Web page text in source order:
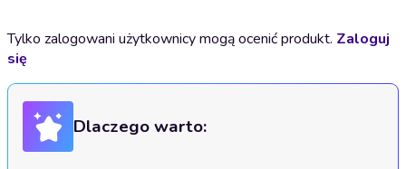
Tylko zalogowani użytkownicy mogą ocenić produkt. Zaloguj
się
Dlaczego warto: